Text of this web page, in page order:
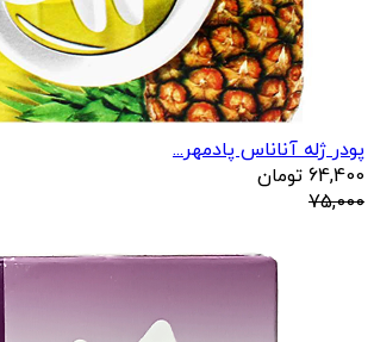
پودر ژله آناناس پادمهر...
64,400 تومان
75,000